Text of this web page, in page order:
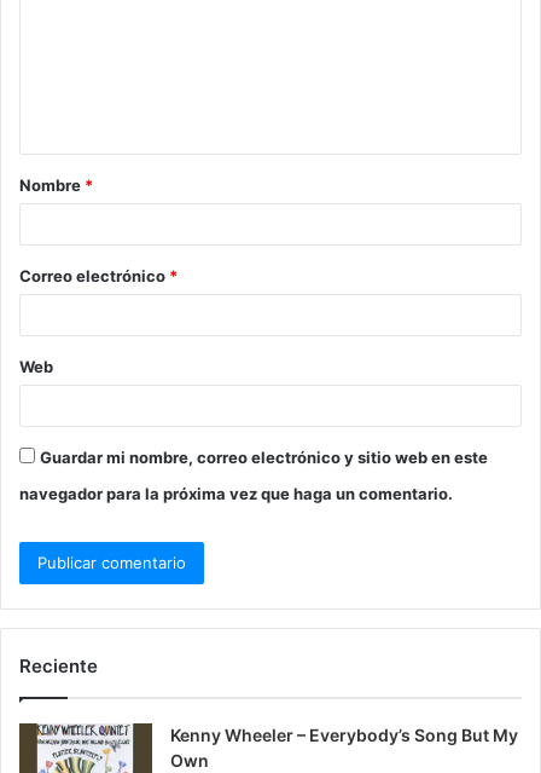
Nombre *
Correo electrónico *
Web
Guardar mi nombre, correo electrónico y sitio web en este
navegador para la próxima vez que haga un comentario.
Reciente
Kenny Wheeler – Everybody’s Song But My
Own